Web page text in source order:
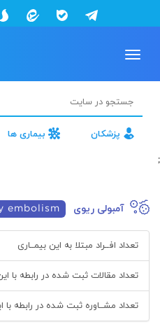
Toggle
پزشکان بیماری ها
;
آمبولی ریوی embolism
تعداد افــراد مبتلا به این بیمــاری
تعداد مقالات ثبت شده در رابطه با
تعداد مشــاوره ثبت شده در رابطه با